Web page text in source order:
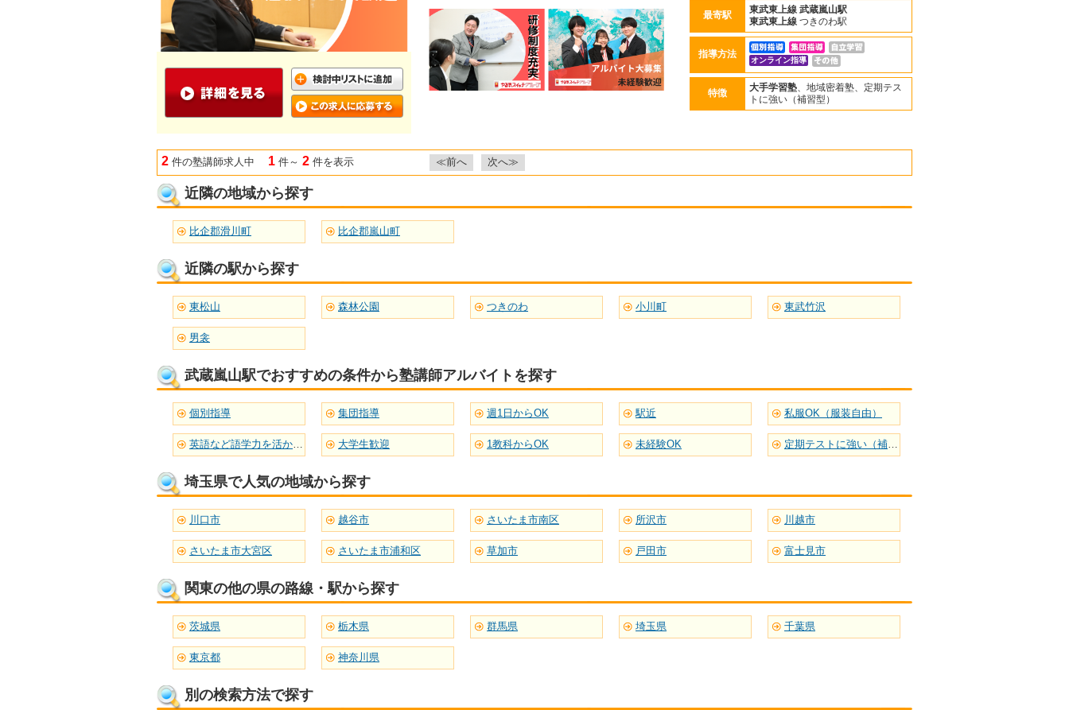
最寄駅
東武東上線 武蔵嵐山駅
東武東上線 つきのわ駅
指導方法
オンライン指導
特徴
大手学習塾 、地域密着塾、定期テス
トに強い（補習型）
2 件の塾講師求人中 1 件～ 2 件を表示 ≪前へ 次へ≫
近隣の地域から探す
比企郡滑川町 比企郡嵐山町
近隣の駅から探す
東松山 森林公園 つきのわ 小川町 東武竹沢
男衾
武蔵嵐山駅でおすすめの条件から塾講師アルバイトを探す
個別指導 集団指導 週1日からOK 駅近 私服OK（服装自由）
英語など語学力を活かせる 大学生歓迎 1教科からOK 未経験OK 定期テストに強い（補習型）
埼玉県で人気の地域から探す
川口市 越谷市 さいたま市南区 所沢市 川越市
さいたま市大宮区 さいたま市浦和区 草加市 戸田市 富士見市
関東の他の県の路線・駅から探す
茨城県 栃木県 群馬県 埼玉県 千葉県
東京都 神奈川県
別の検索方法で探す